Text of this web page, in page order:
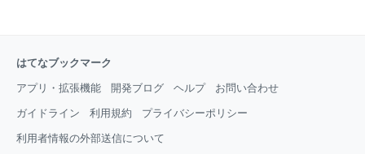
はてなブックマーク
アプリ・拡張機能 開発ブログ ヘルプ お問い合わせ
ガイドライン 利用規約 プライバシーポリシー
利用者情報の外部送信について